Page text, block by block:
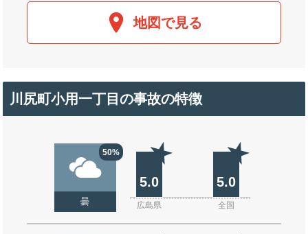
地図で見る
川尻町小用一丁目の事故の特徴
50%
曇
5.0 5.0
広島県 全国